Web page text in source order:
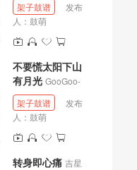
架子鼓谱
发布
人： 鼓萌
不要慌太阳下山
有月光 GooGoo-
架子鼓谱
发布
人： 鼓萌
转身即心痛 吉星